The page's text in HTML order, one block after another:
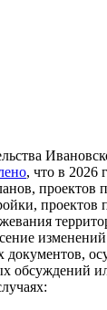
, что в 2026
проектов
проектов
обсуждений